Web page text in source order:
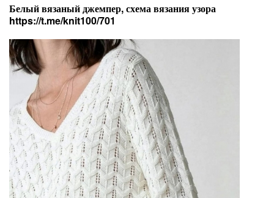
Белый вязаный джемпер, схема вязания узора
https://t.me/knit100/701